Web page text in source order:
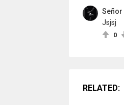
Señor
Jsjsj
0
RELATED: